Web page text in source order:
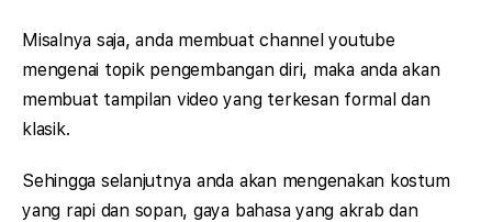
Misalnya saja, anda membuat channel youtube
mengenai topik pengembangan diri, maka anda akan
membuat tampilan video yang terkesan formal dan
klasik.
Sehingga selanjutnya anda akan mengenakan kostum
yang rapi dan sopan, gaya bahasa yang akrab dan